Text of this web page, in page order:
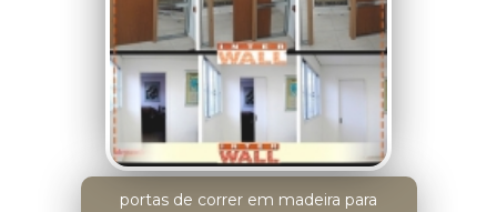
portas de correr em madeira para